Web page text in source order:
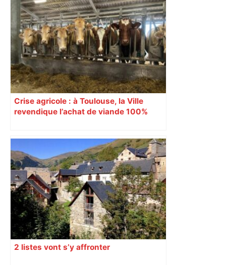
Direct. Top 14 – Perpignan – Toulouse :
l’Usap peut-elle faire chuter le
champion toulousain ? – Rugbyrama
Crise agricole : à Toulouse, la Ville
revendique l’achat de viande 100%
2 listes vont s’y affronter